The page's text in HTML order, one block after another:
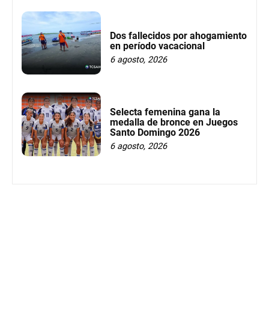
Dos fallecidos por ahogamiento
en período vacacional
6 agosto, 2026
Selecta femenina gana la
medalla de bronce en Juegos
Santo Domingo 2026
6 agosto, 2026